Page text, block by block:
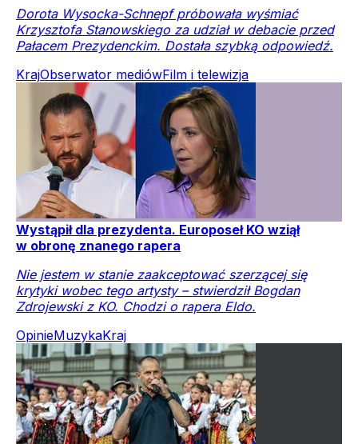
Dorota Wysocka-Schnepf próbowała wyśmiać
Krzysztofa Stanowskiego za udział w debacie przed
Pałacem Prezydenckim. Dostała szybką odpowiedź.
KrajObserwator mediówFilm i telewizja
Wystąpił dla prezydenta. Europoseł KO wziął
w obronę znanego rapera
Nie jestem w stanie zaakceptować szerzącej się
krytyki wobec tego artysty – stwierdził Bogdan
Zdrojewski z KO. Chodzi o rapera Eldo.
OpinieMuzykaKraj